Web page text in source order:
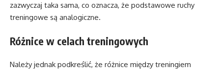
zazwyczaj taka sama, co oznacza, że podstawowe ruchy
treningowe są analogiczne.
Różnice w celach treningowych
Należy jednak podkreślić, że różnice między treningiem